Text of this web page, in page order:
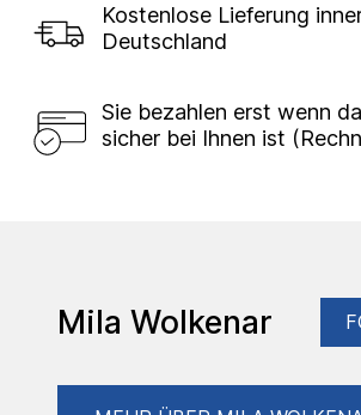
Kostenlose Lieferung
Deutschland
Sie bezahlen erst wenn
sicher bei Ihnen ist
Mila Wolkenar